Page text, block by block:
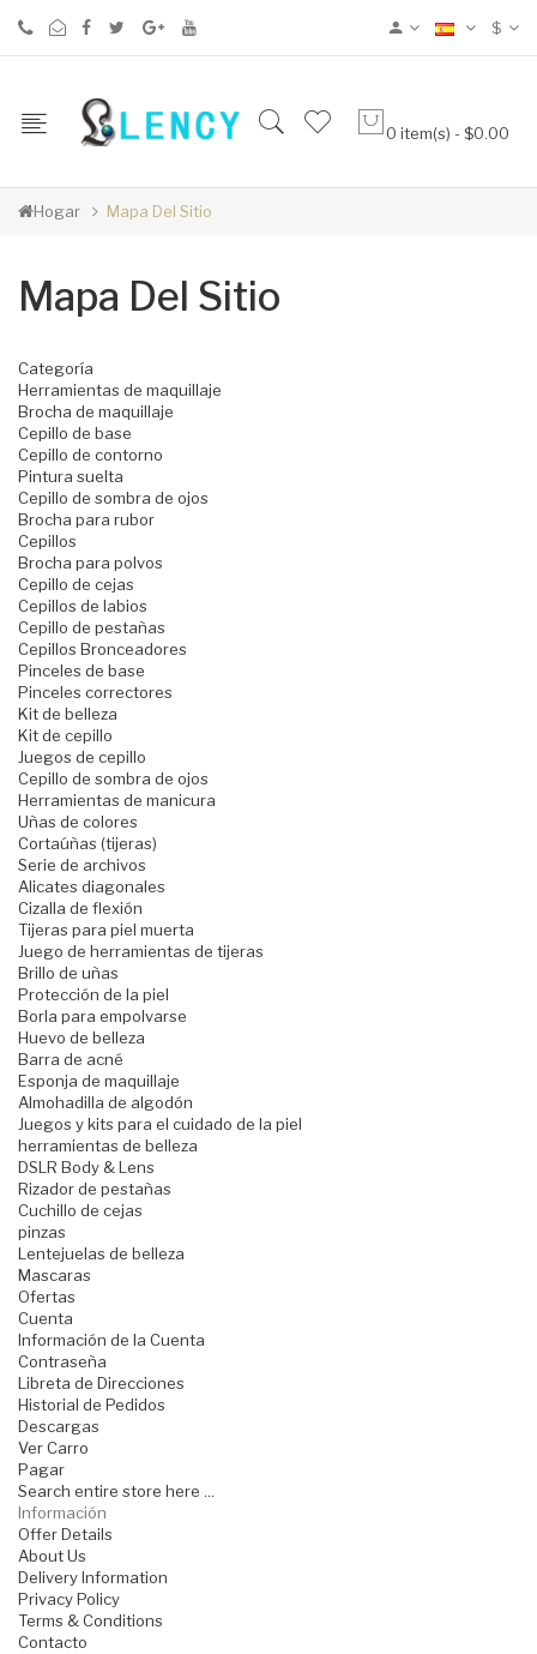
$
0 item(s) - $0.00
Hogar Mapa Del Sitio
Mapa Del Sitio
Categoría
Herramientas de maquillaje
Brocha de maquillaje
Cepillo de base
Cepillo de contorno
Pintura suelta
Cepillo de sombra de ojos
Brocha para rubor
Cepillos
Brocha para polvos
Cepillo de cejas
Cepillos de labios
Cepillo de pestañas
Cepillos Bronceadores
Pinceles de base
Pinceles correctores
Kit de belleza
Kit de cepillo
Juegos de cepillo
Cepillo de sombra de ojos
Herramientas de manicura
Uñas de colores
Cortaúñas (tijeras)
Serie de archivos
Alicates diagonales
Cizalla de flexión
Tijeras para piel muerta
Juego de herramientas de tijeras
Brillo de uñas
Protección de la piel
Borla para empolvarse
Huevo de belleza
Barra de acné
Esponja de maquillaje
Almohadilla de algodón
Juegos y kits para el cuidado de la piel
herramientas de belleza
DSLR Body & Lens
Rizador de pestañas
Cuchillo de cejas
pinzas
Lentejuelas de belleza
Mascaras
Ofertas
Cuenta
Información de la Cuenta
Contraseña
Libreta de Direcciones
Historial de Pedidos
Descargas
Ver Carro
Pagar
Search entire store here ...
Información
Offer Details
About Us
Delivery Information
Privacy Policy
Terms & Conditions
Contacto